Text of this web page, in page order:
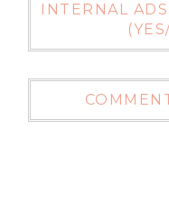
INTERNAL